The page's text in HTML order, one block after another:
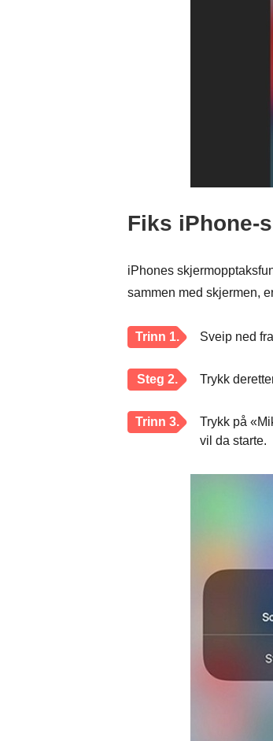
Fiks iPhone-
iPhones
sammen med skjermen,
Trinn 1. Sveip ned
Steg 2. Trykk
Trinn 3.
Trykk på
vil da starte.